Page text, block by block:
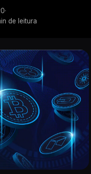
·
de leitura